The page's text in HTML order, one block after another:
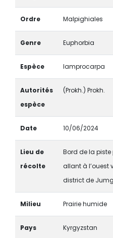
Ordre Malpighiales
Genre Euphorbia
Espèce lamprocarpa
Autorités
espèce
(Prokh.) Prokh.
Date 10/06/2024
Lieu de
récolte
Bord de la
allant à l’ouest
district de
Milieu Prairie humide
Pays Kyrgyzstan